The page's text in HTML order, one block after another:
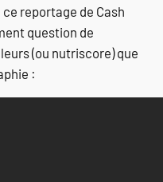
reportage de Cash
question de
(ou nutriscore) que
: